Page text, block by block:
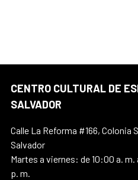
CENTRO CULTURAL DE
SALVADOR
Calle La Reforma #166, Colonia
Salvador
Martes a viernes: de 10:00 a.
p. m.